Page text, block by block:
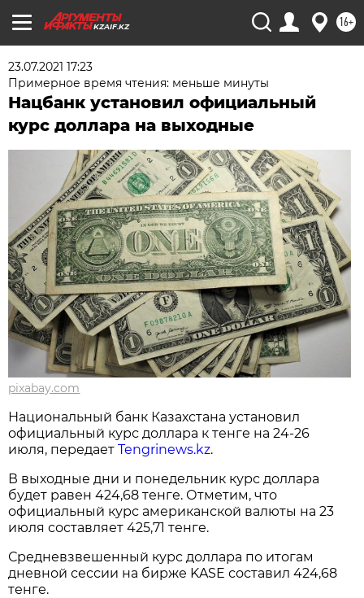
KZAIF.KZ 16+
23.07.2021 17:23
Примерное время чтения: меньше минуты
Нацбанк установил официальный
курс доллара на выходные
pixabay.com
Национальный банк Казахстана установил
официальный курс доллара к тенге на 24-26
июля, передаетTengrinews.kz.
В выходные дни и понедельник курс доллара
будет равен 424,68 тенге. Отметим, что
официальный курс американской валюты на 23
июля составляет 425,71 тенге.
Средневзвешенный курс доллара по итогам
дневной сессии на бирже KASE составил 424,68
тенге.